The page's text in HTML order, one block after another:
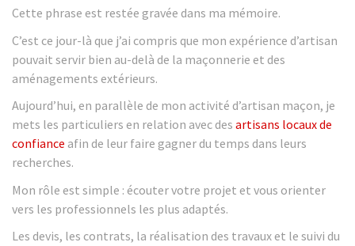
Cette phrase est restée gravée dans ma mémoire.
C’est ce jour-là que j’ai compris que mon expérience d’artisan
pouvait servir bien au-delà de la maçonnerie et des
aménagements extérieurs.
Aujourd’hui, en parallèle de mon activité d’artisan maçon, je
mets les particuliers en relation avec des artisans locaux de
confiance afin de leur faire gagner du temps dans leurs
recherches.
Mon rôle est simple : écouter votre projet et vous orienter
vers les professionnels les plus adaptés.
Les devis, les contrats, la réalisation des travaux et le suivi du